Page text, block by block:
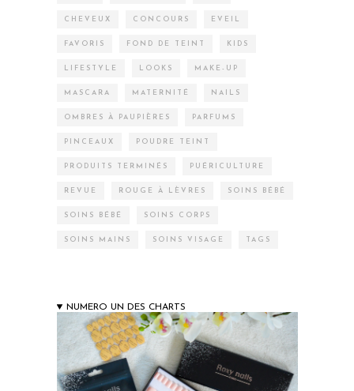
CHEVEUX CONCOURS EVEIL
FAVORIS FOND DE TEINT KIDS
LIFESTYLE LOOKS MAKE-UP
MASCARA MATERNITÉ NAILS
OMBRES À PAUPIÈRES PARFUMS
PINCEAUX POUDRE TEINT
PRODUITS TERMINÉS PUÉRICULTURE
REVUE ROUGE À LÈVRES SOINS BÉBÉ
SOINS BÉBÉ SOINS CORPS
SOINS MAINS SOINS VISAGE TAGS
NUMERO UN DES CHARTS